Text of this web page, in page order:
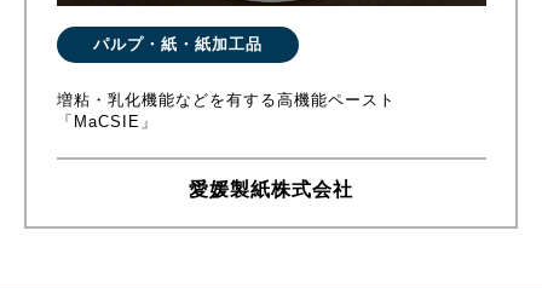
パルプ・紙・紙加工品
増粘・乳化機能などを有する高機能ペースト
「MaCSIE」
愛媛製紙株式会社